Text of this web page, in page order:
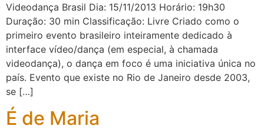
Videodança Brasil Dia: 15/11/2013 Horário: 19h30
Duração: 30 min Classificação: Livre Criado como o
primeiro evento brasileiro inteiramente dedicado à
interface vídeo/dança (em especial, à chamada
videodança), o dança em foco é uma iniciativa única no
país. Evento que existe no Rio de Janeiro desde 2003,
se […]
É de Maria